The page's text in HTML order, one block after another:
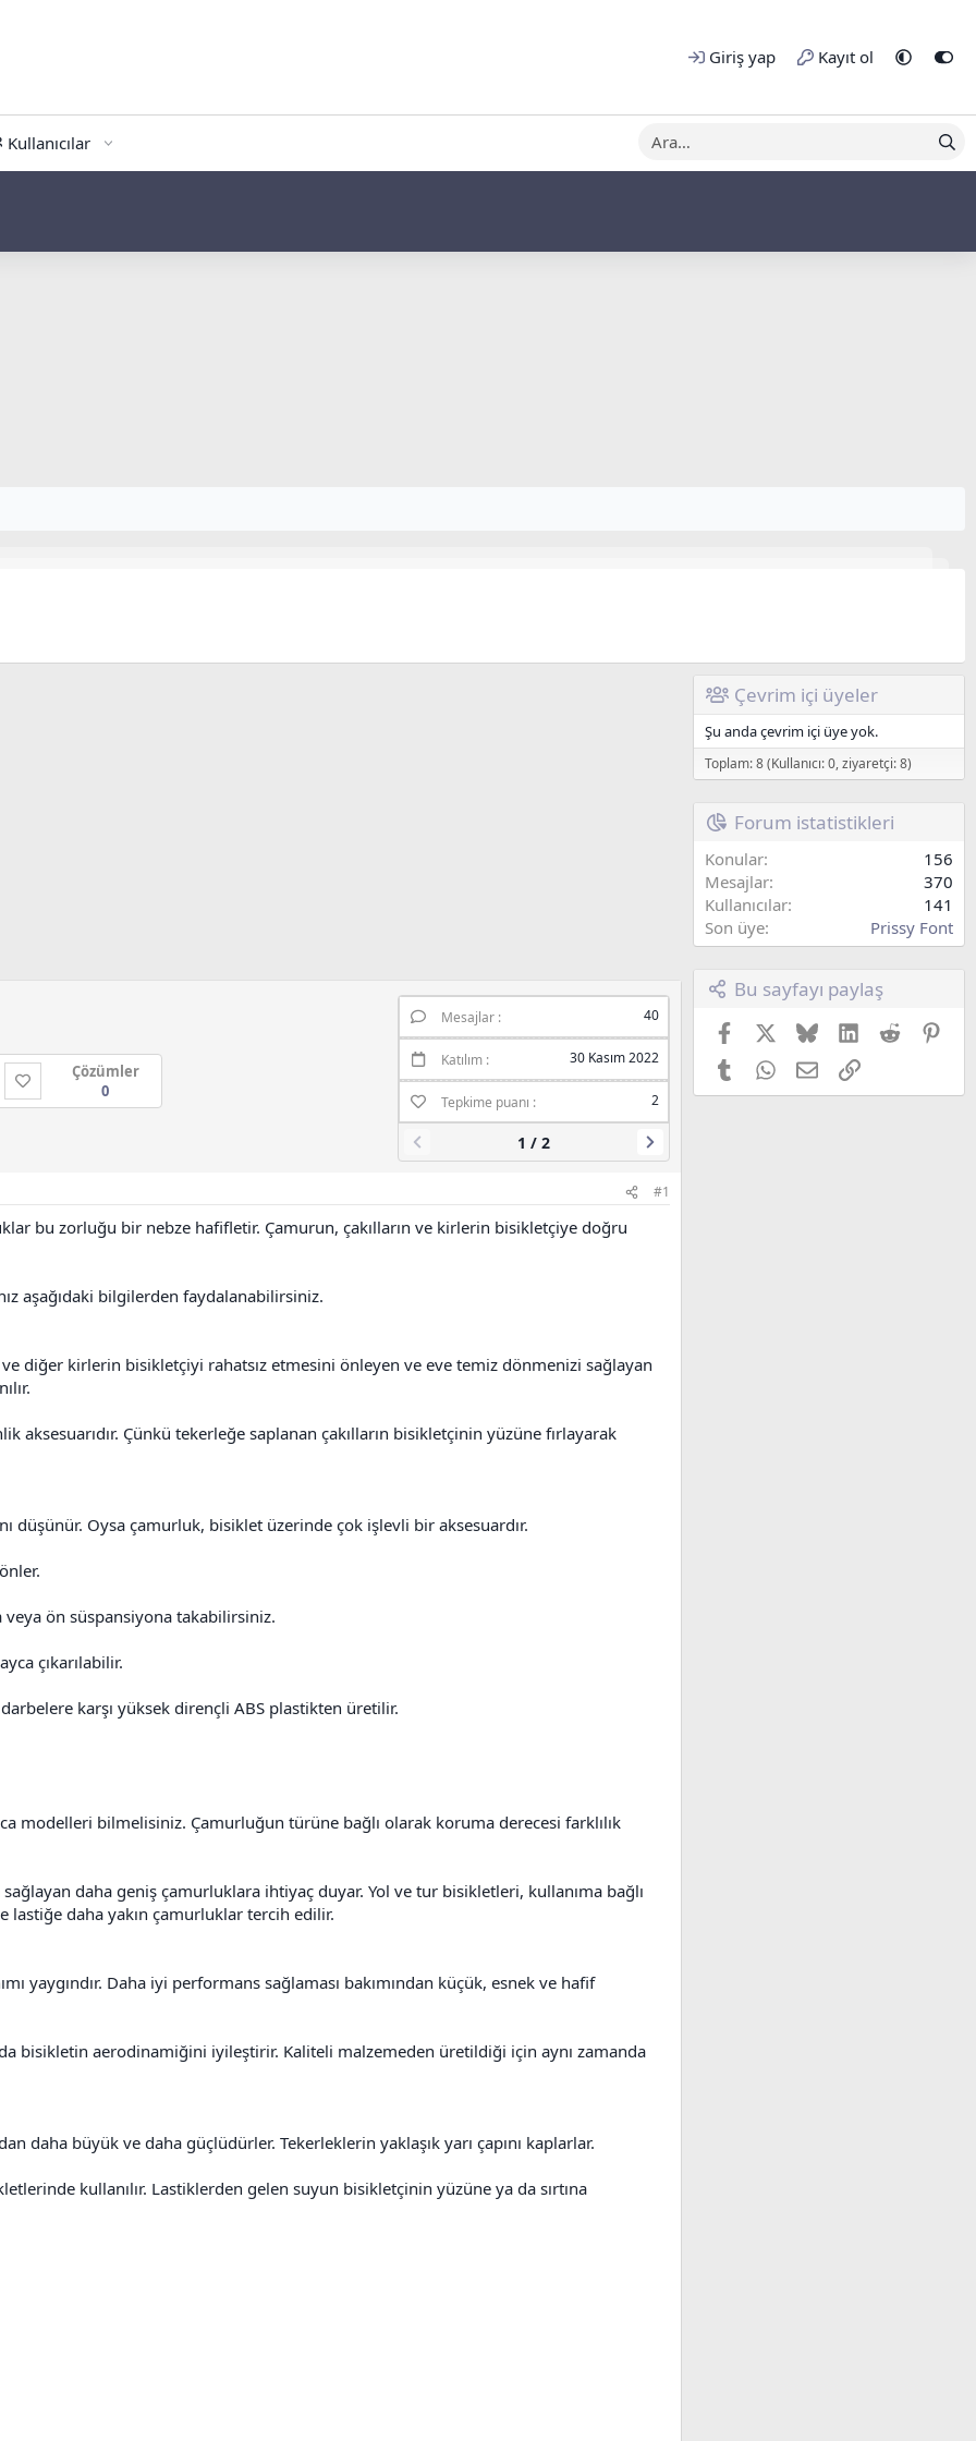
Giriş yap Kayıt ol
Kullanıcılar
Çözümler
0
Mesajlar 40
Katılım 30 Kasım 2022
Tepkime puanı 2
Marka
1 / 2
#1
bu zorluğu bir nebze hafifletir. Çamurun, çakılların ve kirlerin bisikletçiye doğru
aşağıdaki bilgilerden faydalanabilirsiniz.
ve diğer kirlerin bisikletçiyi rahatsız etmesini önleyen ve eve temiz dönmenizi sağlayan
aksesuarıdır. Çünkü tekerleğe saplanan çakılların bisikletçinin yüzüne fırlayarak
düşünür. Oysa çamurluk, bisiklet üzerinde çok işlevli bir aksesuardır.
veya ön süspansiyona takabilirsiniz.
çıkarılabilir.
karşı yüksek dirençli ABS plastikten üretilir.
modelleri bilmelisiniz. Çamurluğun türüne bağlı olarak koruma derecesi farklılık
daha geniş çamurluklara ihtiyaç duyar. Yol ve tur bisikletleri, kullanıma bağlı
daha yakın çamurluklar tercih edilir.
yaygındır. Daha iyi performans sağlaması bakımından küçük, esnek ve hafif
bisikletin aerodinamiğini iyileştirir. Kaliteli malzemeden üretildiği için aynı zamanda
daha büyük ve daha güçlüdürler. Tekerleklerin yaklaşık yarı çapını kaplarlar.
kullanılır. Lastiklerden gelen suyun bisikletçinin yüzüne ya da sırtına
Çevrim içi üyeler
Şu anda çevrim içi üye yok.
Toplam: 8 (Kullanıcı: 0, ziyaretçi: 8)
Forum istatistikleri
Konular
156
Mesajlar
370
Kullanıcılar
141
Son üye
Prissy Font
Bu sayfayı paylaş
FacebookX (Twitter)
BlueskyLinkedIn
Reddit
TumblrWhatsApp
E-postaLink